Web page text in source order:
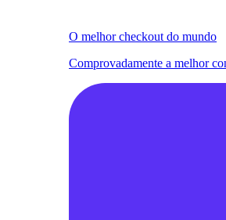
O melhor checkout do mundo
Comprovadamente a melhor